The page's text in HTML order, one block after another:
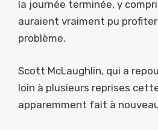
la journée terminée, y
auraient vraiment pu profiter
problème.
Scott McLaughlin, qui a
loin à plusieurs reprises
apparemment fait à